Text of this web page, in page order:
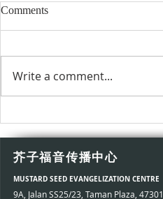
常年期第十八主日
Comments
Write a comment...
芥子福音传播中心
MUSTARD SEED EVANGELIZATION CENTRE
9A, Jalan SS25/23, Taman Plaza, 47301